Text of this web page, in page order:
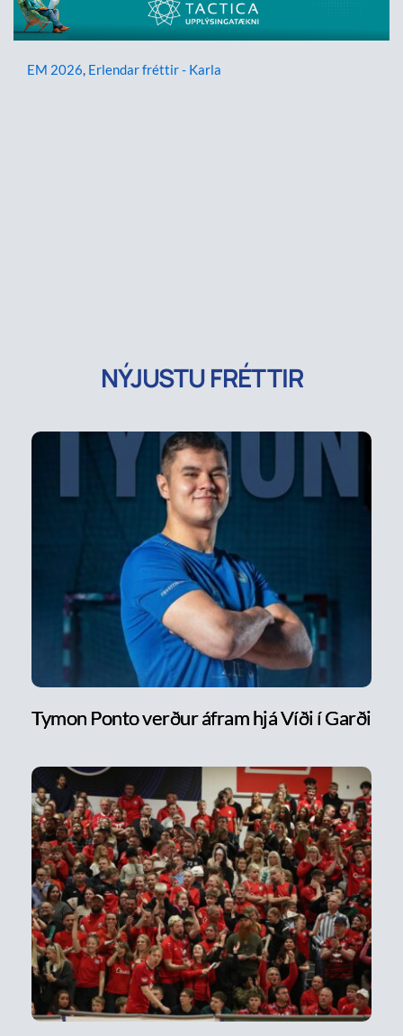
EM 2026, Erlendar fréttir - Karla
NÝJUSTU FRÉTTIR
Tymon Ponto verður áfram hjá Víði í Garði